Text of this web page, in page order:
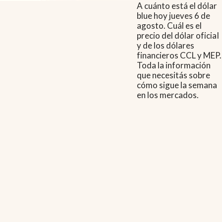
A cuánto está el dólar
blue hoy jueves 6 de
agosto. Cuál es el
precio del dólar oficial
y de los dólares
financieros CCL y MEP.
Toda la información
que necesitás sobre
cómo sigue la semana
en los mercados.